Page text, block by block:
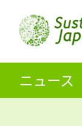
ニュース